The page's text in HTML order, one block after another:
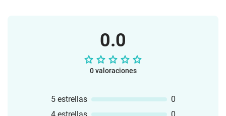
0.0
0 valoraciones
5 estrellas
0